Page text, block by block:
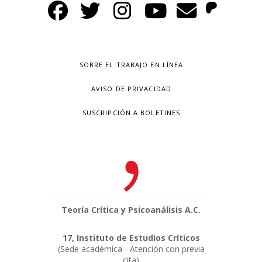
SOBRE EL TRABAJO EN LÍNEA
AVISO DE PRIVACIDAD
SUSCRIPCIÓN A BOLETINES
Teoría Crítica y Psicoanálisis A.C.
17, Instituto de Estudios Críticos
(Sede académica - Atención con previa
cita)